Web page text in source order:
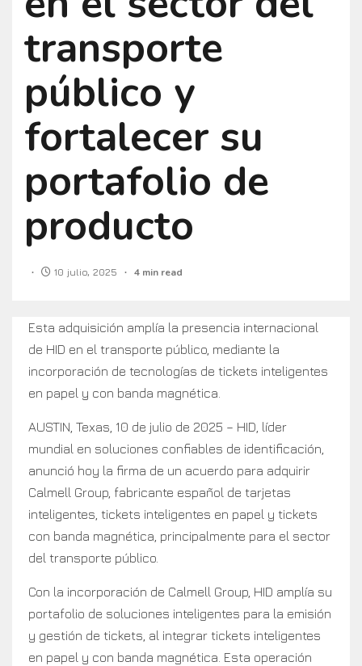
transporte
público y
fortalecer su
portafolio de
producto
10 julio, 2025 4 min read
Esta adquisición amplía la presencia internacional
de HID en el transporte público, mediante la
incorporación de tecnologías de tickets inteligentes
en papel y con banda magnética.
AUSTIN, Texas, 10 de julio de 2025 – HID, líder
mundial en soluciones confiables de identificación,
anunció hoy la firma de un acuerdo para adquirir
Calmell Group, fabricante español de tarjetas
inteligentes, tickets inteligentes en papel y tickets
con banda magnética, principalmente para el sector
del transporte público.
Con la incorporación de Calmell Group, HID amplía su
portafolio de soluciones inteligentes para la emisión
y gestión de tickets, al integrar tickets inteligentes
en papel y con banda magnética. Esta operación